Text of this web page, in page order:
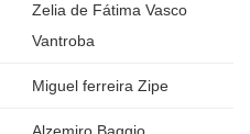
Zelia de Fátima Vasco
Vantroba
Miguel ferreira Zipe